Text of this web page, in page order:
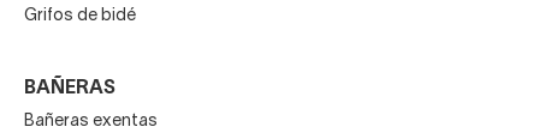
Grifos de bidé
BAÑERAS
Bañeras exentas